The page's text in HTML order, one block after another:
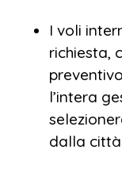
I voli
richiesta,
l’intera
dalla